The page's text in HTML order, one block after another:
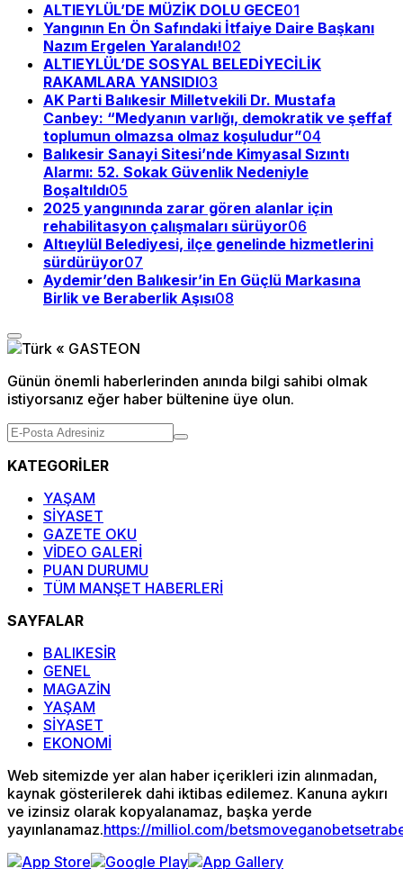
ALTIEYLÜL’DE MÜZİK DOLU GECE01
Yangının En Ön Safındaki İtfaiye Daire Başkanı
Nazım Ergelen Yaralandı!02
ALTIEYLÜL’DE SOSYAL BELEDİYECİLİK
RAKAMLARA YANSIDI03
AK Parti Balıkesir Milletvekili Dr. Mustafa
Canbey: “Medyanın varlığı, demokratik ve şeffaf
toplumun olmazsa olmaz koşuludur”04
Balıkesir Sanayi Sitesi’nde Kimyasal Sızıntı
Alarmı: 52. Sokak Güvenlik Nedeniyle
Boşaltıldı05
2025 yangınında zarar gören alanlar için
rehabilitasyon çalışmaları sürüyor06
Altıeylül Belediyesi, ilçe genelinde hizmetlerini
sürdürüyor07
Aydemir’den Balıkesir’in En Güçlü Markasına
Birlik ve Beraberlik Aşısı08
Günün önemli haberlerinden anında bilgi sahibi olmak
istiyorsanız eğer haber bültenine üye olun.
KATEGORİLER
YAŞAM
SİYASET
GAZETE OKU
VİDEO GALERİ
PUAN DURUMU
TÜM MANŞET HABERLERİ
SAYFALAR
BALIKESİR
GENEL
MAGAZİN
YAŞAM
SİYASET
EKONOMİ
Web sitemizde yer alan haber içerikleri izin alınmadan,
kaynak gösterilerek dahi iktibas edilemez. Kanuna aykırı
ve izinsiz olarak kopyalanamaz, başka yerde
yayınlanamaz.https://milliol.com/betsmoveganobet